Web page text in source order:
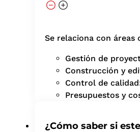
Se relaciona con áreas
Gestión de
Construcción y
Control de
Presupuestos y
¿Cómo saber si